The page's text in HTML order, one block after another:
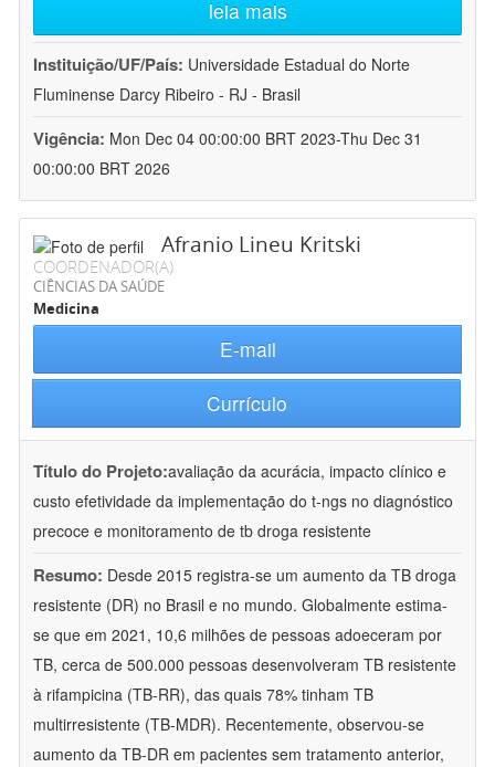
leia mais
Instituição/UF/País: Universidade Estadual do Norte
Fluminense Darcy Ribeiro - RJ - Brasil
Vigência: Mon Dec 04 00:00:00 BRT 2023-Thu Dec 31
00:00:00 BRT 2026
Afranio Lineu Kritski
COORDENADOR(A)
CIÊNCIAS DA SAÚDE
Medicina
E-mail
Currículo
Título do Projeto:avaliação da acurácia, impacto clínico e
custo efetividade da implementação do t-ngs no diagnóstico
precoce e monitoramento de tb droga resistente
Resumo: Desde 2015 registra-se um aumento da TB droga
resistente (DR) no Brasil e no mundo. Globalmente estima-
se que em 2021, 10,6 milhões de pessoas adoeceram por
TB, cerca de 500.000 pessoas desenvolveram TB resistente
à rifampicina (TB-RR), das quais 78% tinham TB
multirresistente (TB-MDR). Recentemente, observou-se
aumento da TB-DR em pacientes sem tratamento anterior,